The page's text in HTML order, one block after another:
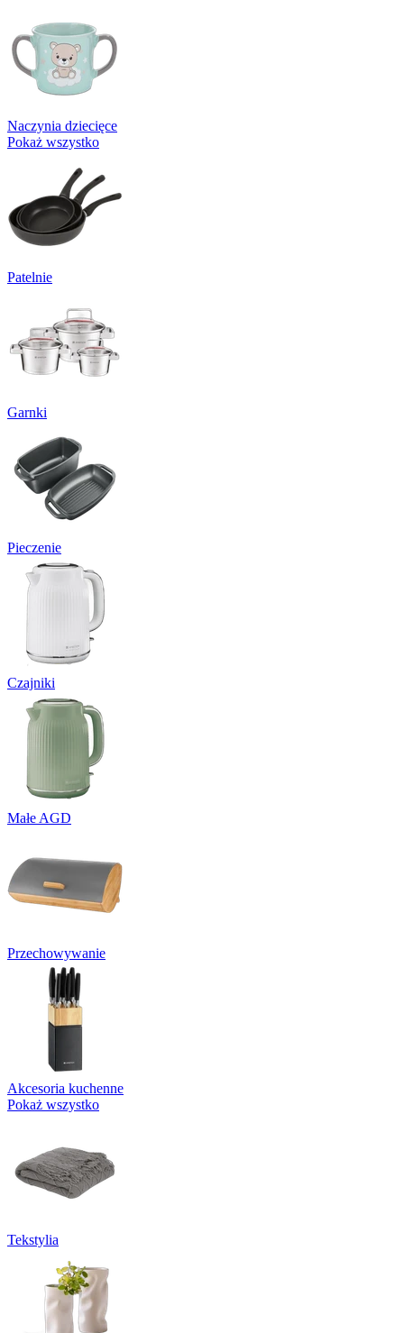
Naczynia dziecięce
Pokaż wszystko
Patelnie
Garnki
Pieczenie
Czajniki
Małe AGD
Przechowywanie
Akcesoria kuchenne
Pokaż wszystko
Tekstylia